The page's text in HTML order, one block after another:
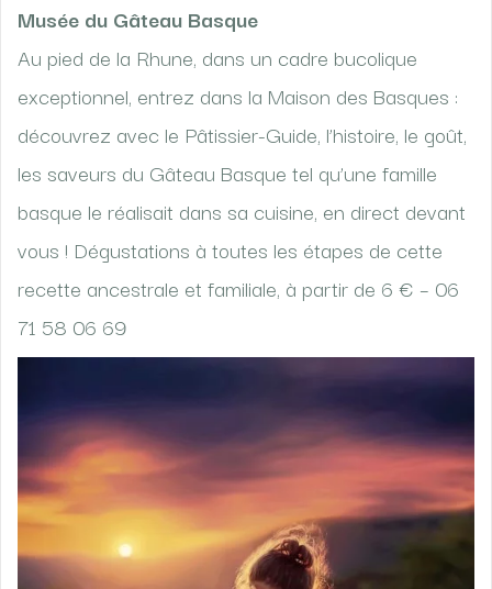
Musée du Gâteau Basque
Au pied de la Rhune, dans un cadre bucolique
exceptionnel, entrez dans la Maison des Basques :
découvrez avec le Pâtissier-Guide, l’histoire, le goût,
les saveurs du Gâteau Basque tel qu’une famille
basque le réalisait dans sa cuisine, en direct devant
vous ! Dégustations à toutes les étapes de cette
recette ancestrale et familiale, à partir de 6 € – 06
71 58 06 69